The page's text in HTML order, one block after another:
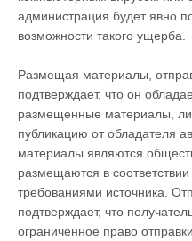
администрация будет явно
возможности такого ущерба.
Размещая материалы,
подтверждает, что он
размещенные материалы,
публикацию от обладателя
материалы являются
размещаются в
требованиями источника.
подтверждает, что
ограниченное право